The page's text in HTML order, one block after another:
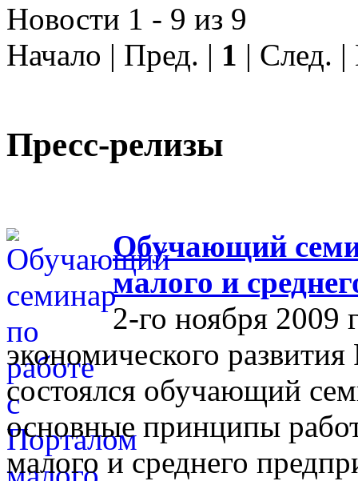
Новости 1 - 9 из 9
Начало | Пред. | 1 | След.
Пресс-релизы
Обучающий
малого и
2-го ноября 2009
экономического
состоялся обучающий
основные принципы
малого и среднего